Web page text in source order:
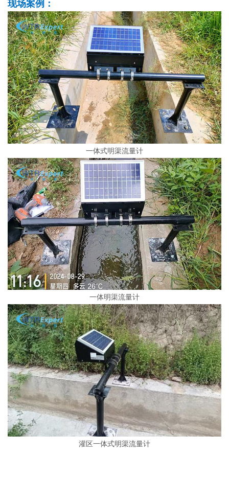
现场案例：
一体式明渠流量计
一体明渠流量计
灌区一体式明渠流量计